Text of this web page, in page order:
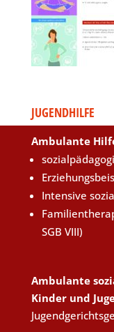
JUGENDHILFE
Ambulante
Intensive
SGB VIII)
Ambulante
Kinder und